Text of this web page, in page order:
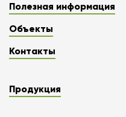
Полезная информация
Объекты
Контакты
Продукция